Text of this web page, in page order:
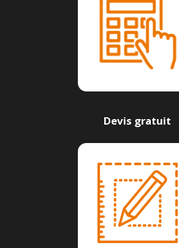
Devis gratuit